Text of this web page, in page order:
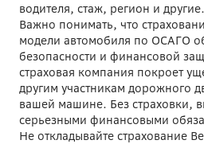
водителя, стаж, регион и другие.
Важно понимать, что
модели автомобиля по ОСАГО
безопасности и финансовой
страховая компания покроет
другим участникам дорожного
вашей машине. Без страховки,
серьезными финансовыми
Не откладывайте страхование